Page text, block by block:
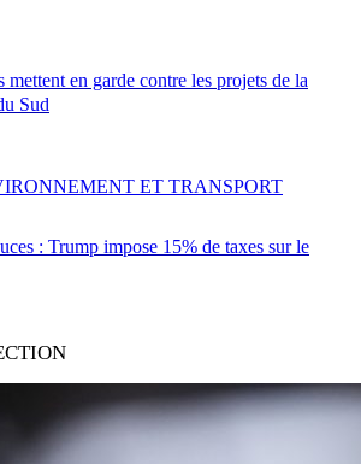
mettent en garde contre les projets de la
Sud
: Trump impose 15% de taxes sur le
ET TRANSPORT